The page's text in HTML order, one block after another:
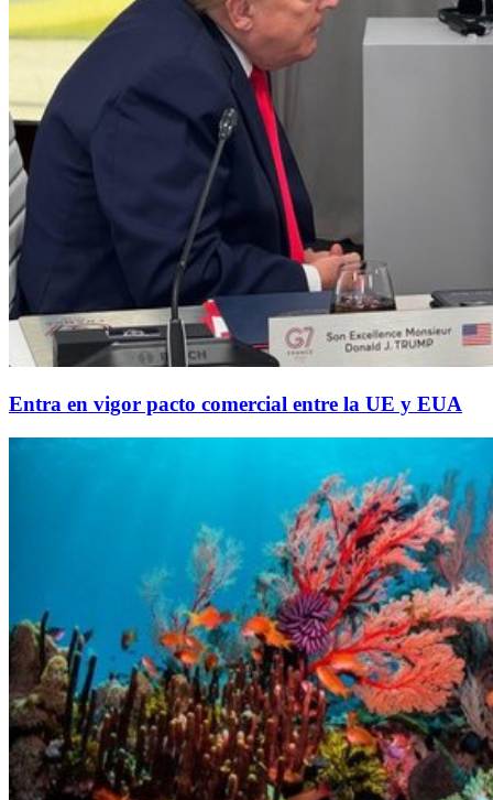
Entra en vigor pacto comercial entre la UE y EUA